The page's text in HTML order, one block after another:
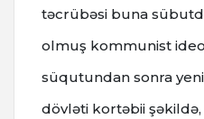
təcrübəsi buna
olmuş kommunist
süqutundan sonra
dövləti kortəbii